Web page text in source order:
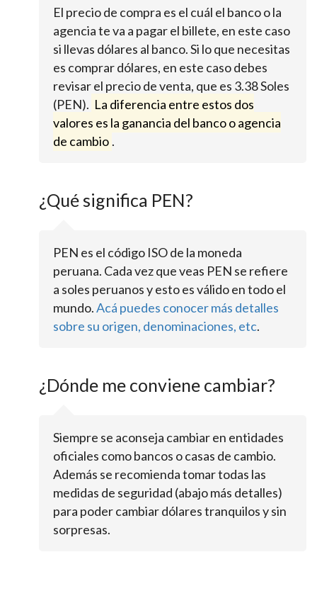
El precio de compra es el cuál el banco o la
agencia te va a pagar el billete, en este caso
si llevas dólares al banco. Si lo que necesitas
es comprar dólares, en este caso debes
revisar el precio de venta, que es 3.38 Soles
(PEN). La diferencia entre estos dos
valores es la ganancia del banco o agencia
de cambio .
¿Qué significa PEN?
PEN es el código ISO de la moneda
peruana. Cada vez que veas PEN se refiere
a soles peruanos y esto es válido en todo el
mundo.Acá puedes conocer más detalles
sobre su origen, denominaciones, etc.
¿Dónde me conviene cambiar?
Siempre se aconseja cambiar en entidades
oficiales como bancos o casas de cambio.
Además se recomienda tomar todas las
medidas de seguridad (abajo más detalles)
para poder cambiar dólares tranquilos y sin
sorpresas.